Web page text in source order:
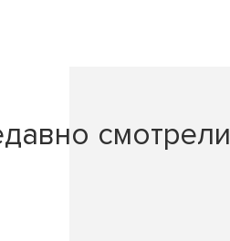
смотрели